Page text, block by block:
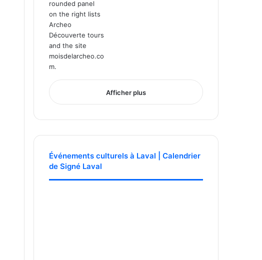
Afficher plus
Événements culturels à Laval | Calendrier
de Signé Laval